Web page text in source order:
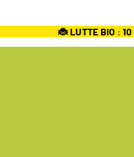
🐞 LUTTE BIO : 10